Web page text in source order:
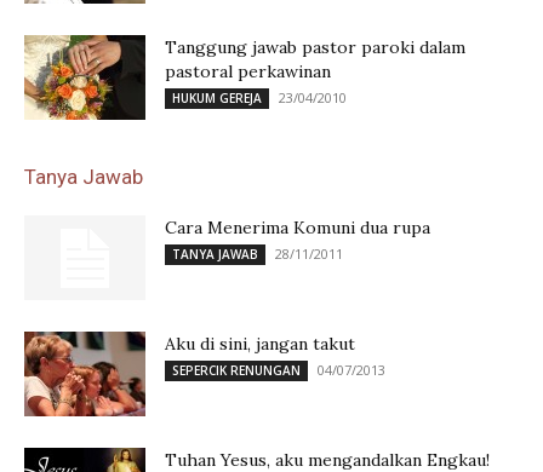
Tanggung jawab pastor paroki dalam
pastoral perkawinan
HUKUM GEREJA 23/04/2010
Tanya Jawab
Cara Menerima Komuni dua rupa
TANYA JAWAB 28/11/2011
Aku di sini, jangan takut
SEPERCIK RENUNGAN 04/07/2013
Tuhan Yesus, aku mengandalkan Engkau!